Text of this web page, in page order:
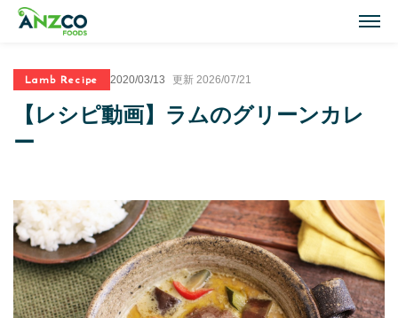
Lamb Recipes
ラム肉のおすすめレシピ
Our Products
商品紹介(ラム肉・牛肉)
Topics
Lamb Recipe 2020/03/13 更新 2026/07/21
【レシピ動画】ラムのグリーンカレ
ー